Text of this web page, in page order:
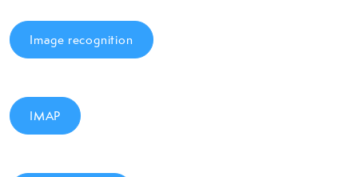
Image recognition
IMAP